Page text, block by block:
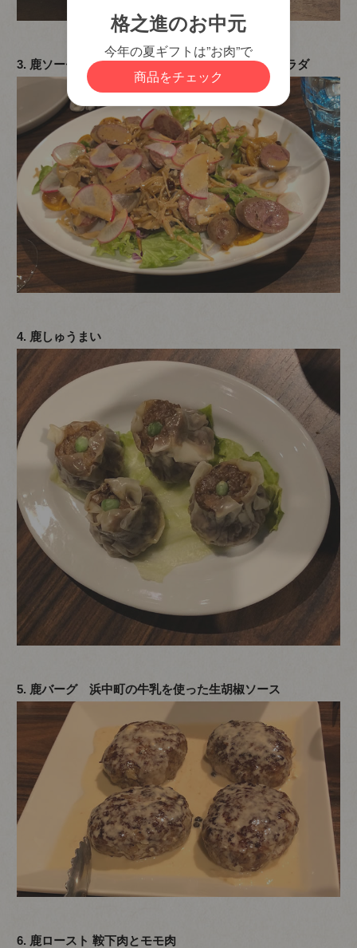
3. 鹿ソーセージとキノコ、レンコンの免疫力UPサラダ
4. 鹿しゅうまい
5. 鹿バーグ 浜中町の牛乳を使った生胡椒ソース
6. 鹿ロースト 鞍下肉とモモ肉